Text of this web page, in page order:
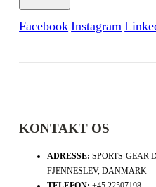
Facebook Instagram
KONTAKT OS
ADRESSE: SPORTS-GEAR
FJENNESLEV, DANMARK